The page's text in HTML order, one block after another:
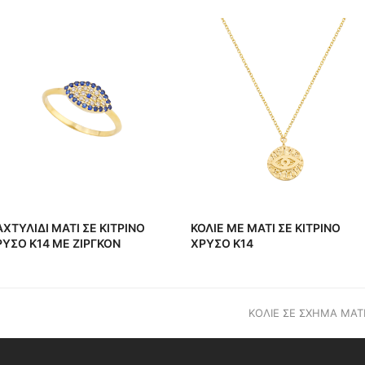
MATI ΣΕ ΚΙΤΡΙΝΟ
Κ14 ME ΖΙΡΓΚΟΝ
ΚΟΛΙΕ ΜΕ ΜΑΤΙ ΣΕ ΚΙΤΡΙΝΟ
ΧΡΥΣΟ Κ14
next
ΚΟΛΙΕ ΣΕ ΣΧΗΜΑ